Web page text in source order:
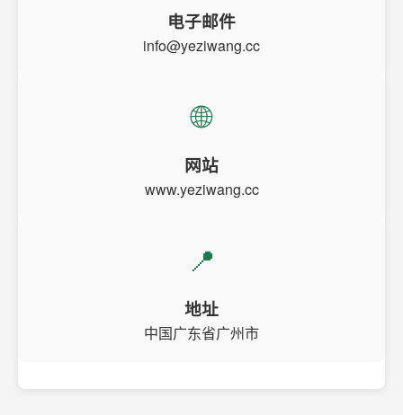
电子邮件
info@yeziwang.cc
🌐
网站
www.yeziwang.cc
📍
地址
中国广东省广州市